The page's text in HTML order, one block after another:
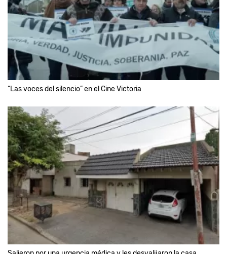
“Las voces del silencio” en el Cine Victoria